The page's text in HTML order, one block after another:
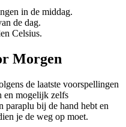
in de middag.
de dag.
Celsius.
Morgen
de laatste voorspellingen
en mogelijk zelfs
paraplu bij de hand hebt en
je de weg op moet.